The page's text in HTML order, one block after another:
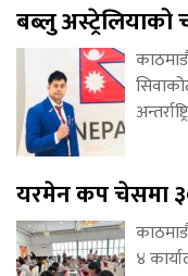
बब्लु अस्ट्रेलियाको
यरमेन कप चेसमा
४